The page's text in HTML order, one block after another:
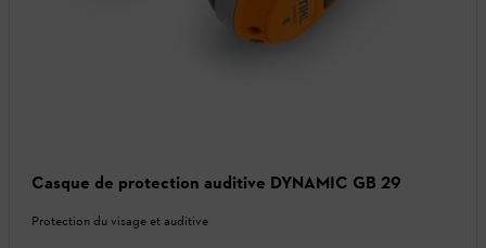
Casque de protection auditive DYNAMIC GB 29
Protection du visage et auditive